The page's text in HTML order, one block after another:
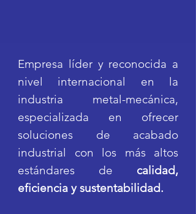
Empresa líder y reconocida a
nivel internacional en la
industria metal-mecánica,
especializada en ofrecer
soluciones de acabado
industrial con los más altos
estándares de calidad,
eficiencia y sustentabilidad.